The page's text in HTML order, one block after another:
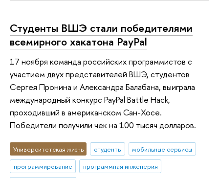
Студенты ВШЭ стали победителями
всемирного хакатона PayPal
17 ноября команда российских программистов с
участием двух представителей ВШЭ, студентов
Сергея Пронина и Александра Балабана, выиграла
международный конкурс PayPal Battle Hack,
проходивший в американском Сан-Хосе.
Победители получили чек на 100 тысяч долларов.
Университетская жизнь студенты
мобильные сервисы
программирование
программная инженерия